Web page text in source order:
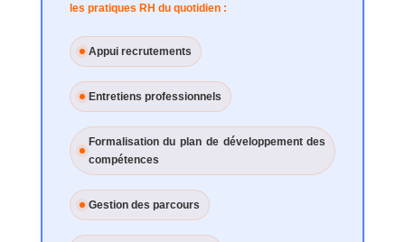
les pratiques RH du quotidien :
Appui recrutements
Entretiens professionnels
Formalisation du plan de développement des
compétences
Gestion des parcours